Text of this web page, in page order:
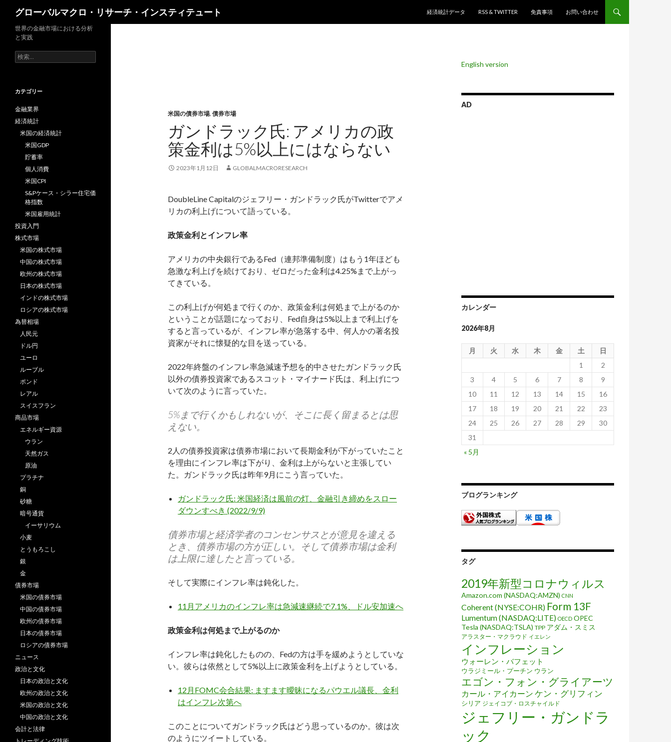
グローバルマクロ・リサーチ・インスティテュート
経済統計データ
RSS & TWITTER 免責事項 お問い合わせ
米国の債券市場, 債券市場
ガンドラック氏: アメリカの政
策金利は5%以上にはならない
2023年1月12日 GLOBALMACRORESEARCH
DoubleLine Capitalのジェフリー・ガンドラック氏がTwitterでアメ
リカの利上げについて語っている。
政策金利とインフレ率
アメリカの中央銀行であるFed（連邦準備制度）はもう1年ほども
急激な利上げを続けており、ゼロだった金利は4.25%まで上がっ
てきている。
この利上げが何処まで行くのか、政策金利は何処まで上がるのか
ということが話題になっており、Fed自身は5%以上まで利上げを
すると言っているが、インフレ率が急落する中、何人かの著名投
資家がそれに懐疑的な目を送っている。
2022年終盤のインフレ率急減速予想を的中させたガンドラック氏
以外の債券投資家であるスコット・マイナード氏は、利上げにつ
いて次のように言っていた。
5%まで行くかもしれないが、そこに長く留まるとは思
えない。
2人の債券投資家は債券市場において長期金利が下がっていたこと
を理由にインフレ率は下がり、金利は上がらないと主張してい
た。ガンドラック氏は昨年9月にこう言っていた。
ガンドラック氏: 米国経済は風前の灯、金融引き締めをスロー
ダウンすべき (2022/9/9)
債券市場と経済学者のコンセンサスとが意見を違える
とき、債券市場の方が正しい。そして債券市場は金利
は上限に達したと言っている。
そして実際にインフレ率は鈍化した。
11月アメリカのインフレ率は急減速継続で7.1%、ドル安加速へ
政策金利は何処まで上がるのか
インフレ率は鈍化したものの、Fedの方は手を緩めようとしていな
い。彼らは依然として5%以上に政策金利を上げようとしている。
12月FOMC会合結果: ますます曖昧になるパウエル議長、金利
はインフレ次第へ
このことについてガンドラック氏はどう思っているのか。彼は次
のようにツイートしている。
English version
AD
カレンダー
2026年8月
月 火 水 木 金 土
日
1
2
3
4 5 6 7 8
9
10
11 12 13 14 15
16
17
18 19 20 21 22
23
24
25 26 27 28 29
30
31
« 5月
ブログランキング
タグ
2019年新型コロナウィルス
Amazon.com (NASDAQ:AMZN) CNN
Coherent (NYSE:COHR) Form 13F
Lumentum (NASDAQ:LITE) OECD OPEC
Tesla (NASDAQ:TSLA) TPP アダム・スミス
アラスター・マクラウド イエレン
インフレーション
ウォーレン・バフェット
ウラジミール・プーチン ウラン
エゴン・フォン・グライアーツ
カール・アイカーン ケン・グリフィン
シリア ジェイコブ・ロスチャイルド
ジェフリー・ガンドラ
ック
世界の金融市場における分析
と実践
検
索:
カテゴリー
金融業界
経済統計
米国の経済統計
米国GDP
貯蓄率
個人消費
米国CPI
S&Pケース・シラー住宅価
格指数
米国雇用統計
投資入門
株式市場
米国の株式市場
中国の株式市場
欧州の株式市場
日本の株式市場
インドの株式市場
ロシアの株式市場
為替相場
人民元
ドル円
ユーロ
ルーブル
ポンド
レアル
スイスフラン
商品市場
エネルギー資源
ウラン
天然ガス
原油
プラチナ
銅
砂糖
暗号通貨
イーサリウム
小麦
とうもろこし
銀
金
債券市場
米国の債券市場
中国の債券市場
欧州の債券市場
日本の債券市場
ロシアの債券市場
ニュース
政治と文化
日本の政治と文化
欧州の政治と文化
米国の政治と文化
中国の政治と文化
会計と法律